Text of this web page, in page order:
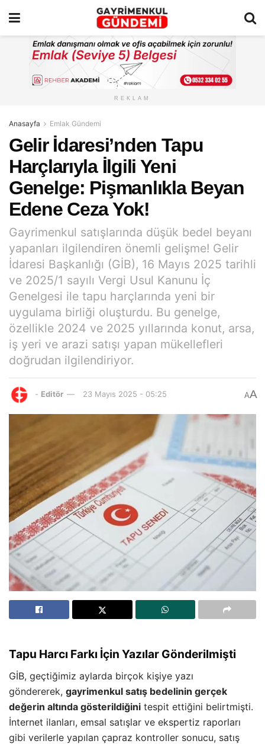
REKLAM
Anasayfa Emlak Gündemi
Gelir İdaresi’nden Tapu
Harçlarıyla İlgili Yeni
Genelge: Pişmanlıkla Beyan
Edene Ceza Yok!
Gayrimenkul satışlarında düşük bedel beyanı
yapanları ilgilendiren önemli gelişme! Gelir
İdaresi Başkanlığı (GİB), 16 Mayıs 2025 tarihli
ve 2025/1 sayılı Vergi Usul Kanunu İç
Genelgesi ile tapu harçlarında yeni bir
uygulama birliği oluşturdu. Bu genelge,
özellikle 2024 ve 2025 yıllarında konut, arsa,
iş yeri ve arazi satışı yapan mükellefleri
doğrudan ilgilendiriyor.
- Editör 23 Mayıs 2025 - 05:25 AA
Tapu Harcı Farkı İçin Yazılar Gönderilmişti
GİB, geçtiğimiz aylarda birçok kişiye yazı
göndererek, gayrimenkul satış bedelinin gerçek
değerin altında gösterildiğini tespit ettiğini belirtmişti.
İnternet ilanları, emsal satışlar ve ekspertiz raporları
gibi verilerle yapılan çapraz kontroller sonucu, satış